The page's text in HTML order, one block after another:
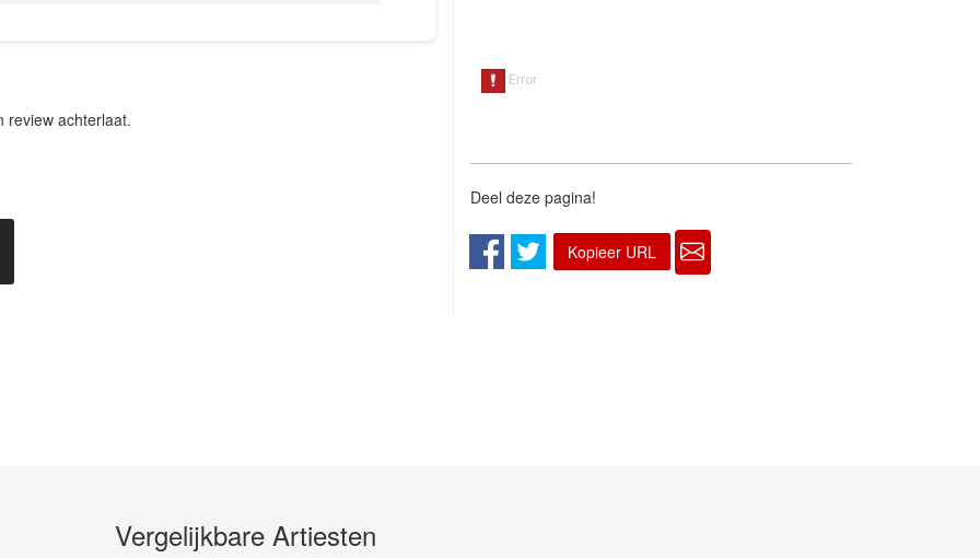
review achterlaat.
Deel deze pagina!
Kopieer URL
Vergelijkbare Artiesten